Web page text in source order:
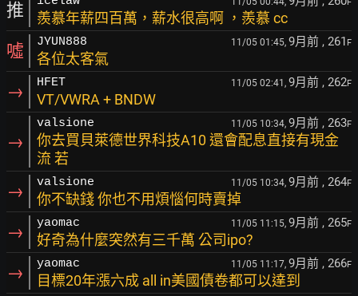
推 羨慕年薪四百萬，薪水很高啊 ，羨慕 cc
噓 JYUN888 11/05 01:45, 9月前 , 261 F
各位太客氣
→ HFET 11/05 02:41, 9月前 , 262F
VT/VWRA + BNDW
→
valsione 11/05 10:34, 9月前 , 263F
你去買貝萊德世界科技A10 還會配息直接有現金
流 若
→ valsione 11/05 10:34, 9月前 , 264F
你不缺錢 你也不用煩惱何時賣掉
→ yaomac 11/05 11:15, 9月前 , 265F
好奇為什麼突然有三千萬 公司ipo?
→ yaomac 11/05 11:17, 9月前 , 266F
目標20年漲六成 all in美國債卷都可以達到